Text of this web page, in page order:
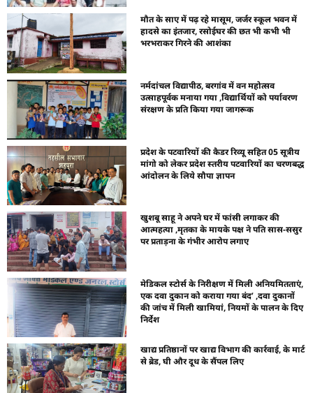
मौत के साए में पढ़ रहे मासूम, जर्जर स्कूल भवन में
हादसे का इंतजार, रसोईघर की छत भी कभी भी
भरभराकर गिरने की आशंका
नर्मदांचल विद्यापीठ, बरगांव में वन महोत्सव
उत्साहपूर्वक मनाया गया ,विद्यार्थियों को पर्यावरण
संरक्षण के प्रति किया गया जागरूक
प्रदेश के पटवारियों की कैडर रिव्यू सहित 05 सूत्रीय
मांगो को लेकर प्रदेश स्तरीय पटवारियों का चरणबद्ध
आंदोलन के लिये सौपा ज्ञापन
खुशबू साहू ने अपने घर में फांसी लगाकर की
आत्महत्या ,मृतका के मायके पक्ष ने पति सास-ससुर
पर प्रताड़ना के गंभीर आरोप लगाए
मेडिकल स्टोर्स के निरीक्षण में मिली अनियमितताएं,
एक दवा दुकान को कराया गया बंद’ ,दवा दुकानों
की जांच में मिली खामियां, नियमों के पालन के दिए
निर्देश
खाद्य प्रतिष्ठानों पर खाद्य विभाग की कार्रवाई, के मार्ट
से ब्रेड, घी और दूध के सैंपल लिए